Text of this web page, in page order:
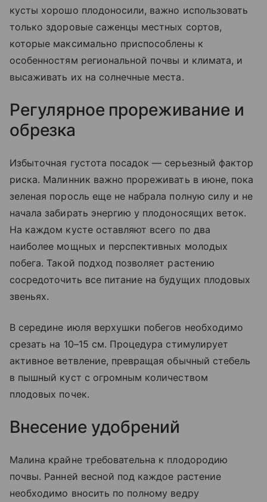
кусты хорошо плодоносили, важно использовать
только здоровые саженцы местных сортов,
которые максимально приспособлены к
особенностям региональной почвы и климата, и
высаживать их на солнечные места.
Регулярное прореживание и
обрезка
Избыточная густота посадок — серьезный фактор
риска. Малинник важно прореживать в июне, пока
зеленая поросль еще не набрала полную силу и не
начала забирать энергию у плодоносящих веток.
На каждом кусте оставляют всего по два
наиболее мощных и перспективных молодых
побега. Такой подход позволяет растению
сосредоточить все питание на будущих плодовых
звеньях.
В середине июля верхушки побегов необходимо
срезать на 10–15 см. Процедура стимулирует
активное ветвление, превращая обычный стебель
в пышный куст с огромным количеством
плодовых почек.
Внесение удобрений
Малина крайне требовательна к плодородию
почвы. Ранней весной под каждое растение
необходимо вносить по полному ведру